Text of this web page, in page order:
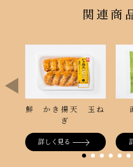
関連商
鮮 かき揚天 玉ね
ぎ
詳しく見る